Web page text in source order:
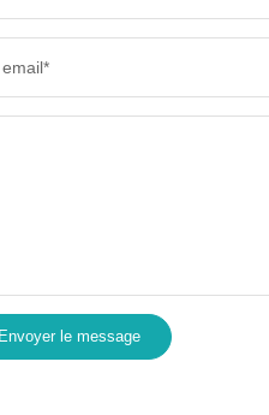
COMMERCES
email*
Envoyer le message